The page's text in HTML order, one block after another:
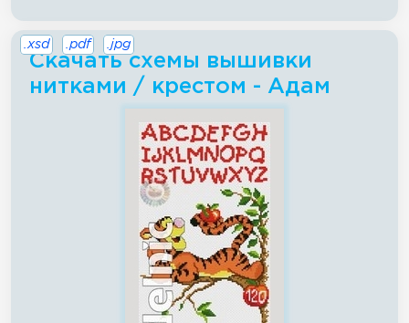
Скачать схемы вышивки
нитками / крестом - Адам
.xsd .pdf .jpg